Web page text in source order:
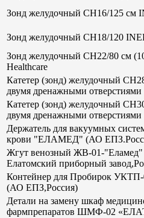
Зонд желудочный СН16/125 см
Зонд желудочный СН18/120
Зонд желудочный СН22/80 см
Healthcare
Катетер (зонд) желудочный
двумя дренажными отверстиями
Катетер (зонд) желудочный
двумя дренажными отверстиями
Держатель для вакуумных
крови "ЕЛАМЕД" (АО
Жгут венозный ЖВ-01-
Елатомский приборный
Контейнер для Пробирок
(АО ЕПЗ,Россия)
Детали на замену шкаф
фармпрепаратов ШМФ-02